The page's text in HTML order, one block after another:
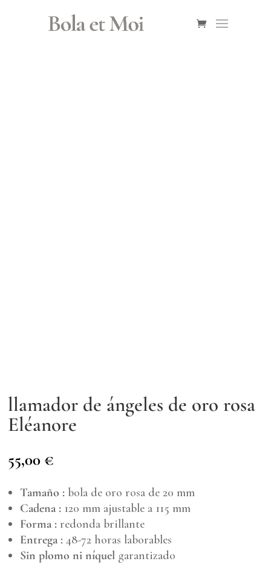
llamador de ángeles de oro rosa
Eléanore
55,00 €
Tamaño : bola de oro rosa de 20 mm
Cadena : 120 mm ajustable a 115 mm
Forma : redonda brillante
Entrega : 48-72 horas laborables
Sin plomo ni níquel garantizado